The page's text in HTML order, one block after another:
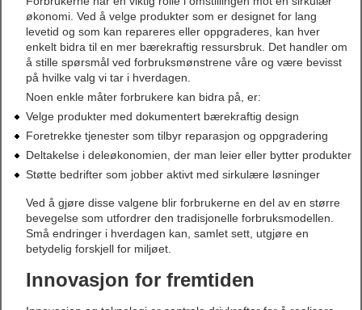
økonomi. Ved å velge produkter som er designet for lang
levetid og som kan repareres eller oppgraderes, kan hver
enkelt bidra til en mer bærekraftig ressursbruk. Det handler om
å stille spørsmål ved forbruksmønstrene våre og være bevisst
på hvilke valg vi tar i hverdagen.
Noen enkle måter forbrukere kan bidra på, er:
Velge produkter med dokumentert bærekraftig design
Foretrekke tjenester som tilbyr reparasjon og oppgradering
Deltakelse i deleøkonomien, der man leier eller bytter produkter
Støtte bedrifter som jobber aktivt med sirkulære løsninger
Ved å gjøre disse valgene blir forbrukerne en del av en større
bevegelse som utfordrer den tradisjonelle forbruksmodellen.
Små endringer i hverdagen kan, samlet sett, utgjøre en
betydelig forskjell for miljøet.
Innovasjon for fremtiden